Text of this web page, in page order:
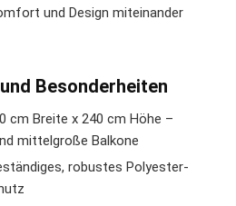
und Design miteinander
Besonderheiten
cm Breite x 240 cm Höhe –
mittelgroße Balkone
robustes Polyester-